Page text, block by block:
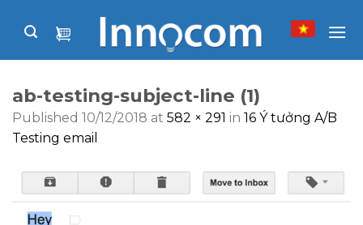
ab-testing-subject-line (1)
Published 10/12/2018 at 582 × 291 in 16 Ý tưởng A/B
Testing email